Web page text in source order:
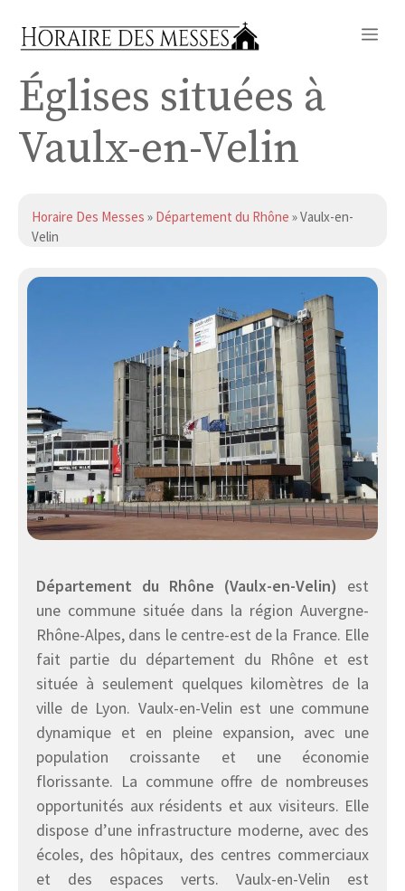
Églises situées à
Vaulx-en-Velin
Horaire Des Messes » Département du Rhône » Vaulx-en-
Velin
Département du Rhône (Vaulx-en-Velin) est
une commune située dans la région Auvergne-
Rhône-Alpes, dans le centre-est de la France. Elle
fait partie du département du Rhône et est
située à seulement quelques kilomètres de la
ville de Lyon. Vaulx-en-Velin est une commune
dynamique et en pleine expansion, avec une
population croissante et une économie
florissante. La commune offre de nombreuses
opportunités aux résidents et aux visiteurs. Elle
dispose d’une infrastructure moderne, avec des
écoles, des hôpitaux, des centres commerciaux
et des espaces verts. Vaulx-en-Velin est